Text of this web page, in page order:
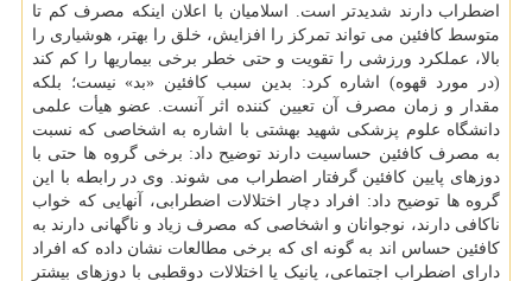
اضطراب دارند شدیدتر است. اسلامیان با اعلان اینکه مصرف کم تا
متوسط کافئین می تواند تمرکز را افزایش، خلق را بهتر، هوشیاری را
بالا، عملکرد ورزشی را تقویت و حتی خطر برخی بیماریها را کم کند
(در مورد قهوه) اشاره کرد: بدین سبب کافئین «بد» نیست؛ بلکه
مقدار و زمان مصرف آن تعیین کننده اثر آنست. عضو هیأت علمی
دانشگاه علوم پزشکی شهید بهشتی با اشاره به اشخاصی که نسبت
به مصرف کافئین حساسیت دارند توضیح داد: برخی گروه ها حتی با
دوزهای پایین کافئین گرفتار اضطراب می شوند. وی در رابطه با این
گروه ها توضیح داد: افراد دچار اختلالات اضطرابی، آنهایی که خواب
ناکافی دارند، نوجوانان و اشخاصی که مصرف زیاد و ناگهانی دارند به
کافئین حساس اند به گونه ای که برخی مطالعات نشان داده که افراد
دارای اضطراب اجتماعی، پانیک یا اختلالات دوقطبی با دوزهای بیشتر